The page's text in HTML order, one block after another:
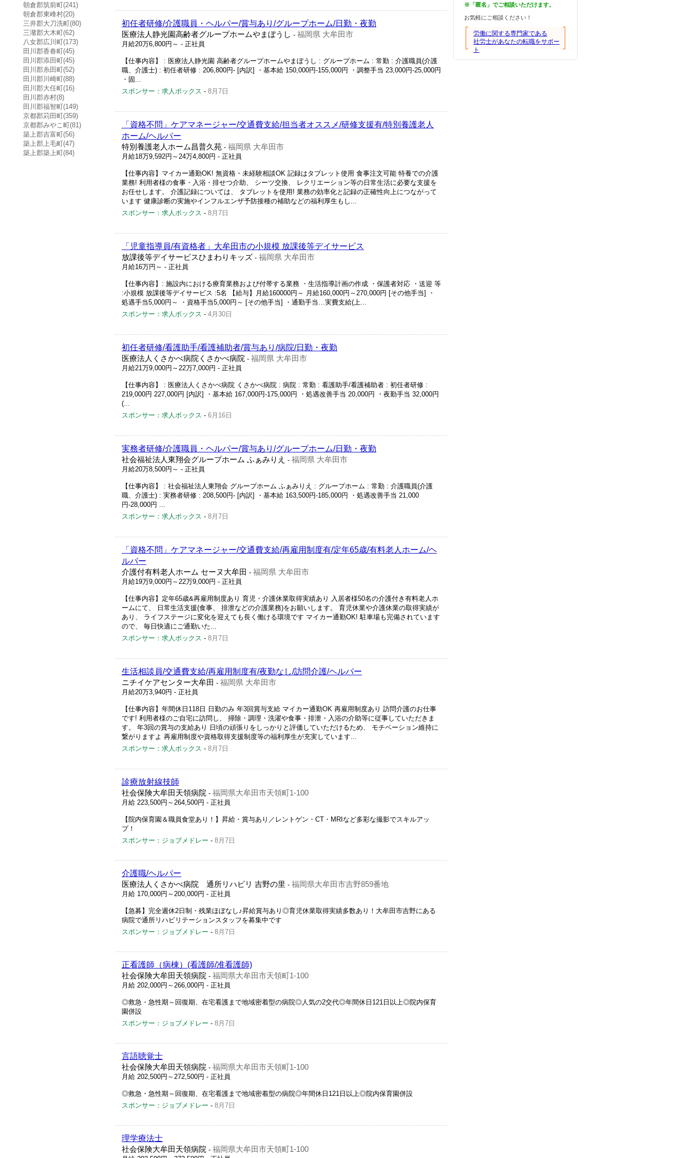
朝倉郡筑前町(241)
朝倉郡東峰村(20)
三井郡大刀洗町(80)
三潴郡大木町(62)
八女郡広川町(173)
田川郡香春町(45)
田川郡添田町(45)
田川郡糸田町(52)
田川郡川崎町(88)
田川郡大任町(16)
田川郡赤村(8)
田川郡福智町(149)
京都郡苅田町(359)
京都郡みやこ町(81)
築上郡吉富町(56)
築上郡上毛町(47)
築上郡築上町(84)
初任者研修/介護職員・ヘルパー/賞与あり/グループホーム/日勤・夜勤
医療法人静光園高齢者グループホームやまぼうし - 福岡県 大牟田市
月給20万6,800円～ - 正社員
【仕事内容】 : 医療法人静光園 高齢者グループホームやまぼうし : グループホーム : 常勤 : 介護職員(介護
職、介護士) : 初任者研修 : 206,800円- [内訳] ・基本給 150,000円-155,000円 ・調整手当 23,000円-25,000円
・固...
スポンサー：求人ボックス - 8月7日
「資格不問」ケアマネージャー/交通費支給/担当者オススメ/研修支援有/特別養護老人
ホーム/ヘルパー
特別養護老人ホーム昌普久苑 - 福岡県 大牟田市
月給18万9,592円～24万4,800円 - 正社員
【仕事内容】マイカー通勤OK! 無資格・未経験相談OK 記録はタブレット使用 食事注文可能 特養での介護
業務! 利用者様の食事・入浴・排せつ介助、 シーツ交換、 レクリエーション等の日常生活に必要な支援を
お任せします。 介護記録については、 タブレットを使用! 業務の効率化と記録の正確性向上につながって
います 健康診断の実施やインフルエンザ予防接種の補助などの福利厚生もし...
スポンサー：求人ボックス - 8月7日
「児童指導員/有資格者」大牟田市の小規模 放課後等デイサービス
放課後等デイサービスひまわりキッズ - 福岡県 大牟田市
月給16万円～ - 正社員
【仕事内容】: 施設内における療育業務および付帯する業務 ・生活指導計画の作成 ・保護者対応 ・送迎 等
:小規模 放課後等デイサービス :5名 【給与】月給160000円～ 月給160,000円～270,000円 [その他手当] ・
処遇手当5,000円～ ・資格手当5,000円～ [その他手当] ・通勤手当…実費支給(上...
スポンサー：求人ボックス - 4月30日
初任者研修/看護助手/看護補助者/賞与あり/病院/日勤・夜勤
医療法人くさかべ病院くさかべ病院 - 福岡県 大牟田市
月給21万9,000円～22万7,000円 - 正社員
【仕事内容】 : 医療法人くさかべ病院 くさかべ病院 : 病院 : 常勤 : 看護助手/看護補助者 : 初任者研修 :
219,000円 227,000円 [内訳] ・基本給 167,000円-175,000円 ・処遇改善手当 20,000円 ・夜勤手当 32,000円
(...
スポンサー：求人ボックス - 6月16日
実務者研修/介護職員・ヘルパー/賞与あり/グループホーム/日勤・夜勤
社会福祉法人東翔会グループホーム ふぁみりえ - 福岡県 大牟田市
月給20万8,500円～ - 正社員
【仕事内容】 : 社会福祉法人東翔会 グループホーム ふぁみりえ : グループホーム : 常勤 : 介護職員(介護
職、介護士) : 実務者研修 : 208,500円- [内訳] ・基本給 163,500円-185,000円 ・処遇改善手当 21,000
円-28,000円 ...
スポンサー：求人ボックス - 8月7日
「資格不問」ケアマネージャー/交通費支給/再雇用制度有/定年65歳/有料老人ホーム/ヘ
ルパー
介護付有料老人ホーム セーヌ大牟田 - 福岡県 大牟田市
月給19万9,000円～22万9,000円 - 正社員
【仕事内容】定年65歳&再雇用制度あり 育児・介護休業取得実績あり 入居者様50名の介護付き有料老人ホ
ームにて、 日常生活支援(食事、 排泄などの介護業務)をお願いします。 育児休業や介護休業の取得実績が
あり、 ライフステージに変化を迎えても長く働ける環境です マイカー通勤OK! 駐車場も完備されています
ので、 毎日快適にご通勤いた...
スポンサー：求人ボックス - 8月7日
生活相談員/交通費支給/再雇用制度有/夜勤なし/訪問介護/ヘルパー
ニチイケアセンター大牟田 - 福岡県 大牟田市
月給20万3,940円 - 正社員
【仕事内容】年間休日118日 日勤のみ 年3回賞与支給 マイカー通勤OK 再雇用制度あり 訪問介護のお仕事
です! 利用者様のご自宅に訪問し、 掃除・調理・洗濯や食事・排泄・入浴の介助等に従事していただきま
す。 年3回の賞与の支給あり 日頃の頑張りをしっかりと評価していただけるため、 モチベーション維持に
繋がりますよ 再雇用制度や資格取得支援制度等の福利厚生が充実しています...
スポンサー：求人ボックス - 8月7日
診療放射線技師
社会保険大牟田天領病院 - 福岡県大牟田市天領町1-100
月給 223,500円～264,500円 - 正社員
【院内保育園＆職員食堂あり！】昇給・賞与あり／レントゲン・CT・MRIなど多彩な撮影でスキルアッ
プ！
スポンサー：ジョブメドレー - 8月7日
介護職/ヘルパー
医療法人くさかべ病院 通所リハビリ 吉野の里 - 福岡県大牟田市吉野859番地
月給 170,000円～200,000円 - 正社員
【急募】完全週休2日制・残業ほぼなし♪昇給賞与あり◎育児休業取得実績多数あり！大牟田市吉野にある
病院で通所リハビリテーションスタッフを募集中です
スポンサー：ジョブメドレー - 8月7日
正看護師（病棟）(看護師/准看護師)
社会保険大牟田天領病院 - 福岡県大牟田市天領町1-100
月給 202,000円～266,000円 - 正社員
◎救急・急性期～回復期、在宅看護まで地域密着型の病院◎人気の2交代◎年間休日121日以上◎院内保育
園併設
スポンサー：ジョブメドレー - 8月7日
言語聴覚士
社会保険大牟田天領病院 - 福岡県大牟田市天領町1-100
月給 202,500円～272,500円 - 正社員
◎救急・急性期～回復期、在宅看護まで地域密着型の病院◎年間休日121日以上◎院内保育園併設
スポンサー：ジョブメドレー - 8月7日
理学療法士
社会保険大牟田天領病院 - 福岡県大牟田市天領町1-100
※「匿名」でご相談いただけます。
お気軽にご相談ください！
労働に関する専門家である
社労士があなたの転職をサポー
ト